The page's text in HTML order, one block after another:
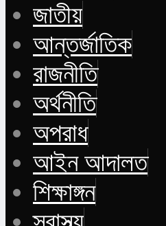
জাতীয়
আন্তর্জাতিক
রাজনীতি
অর্থনীতি
অপরাধ
আইন আদালত
শিক্ষাঙ্গন